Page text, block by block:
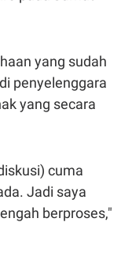
yang sudah
penyelenggara
yang secara
cuma
Jadi saya
berproses,"